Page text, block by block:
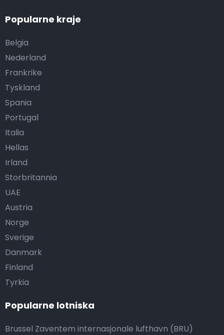
Popularne kraje
Belgia
Nederland
Frankrike
Tyskland
Spania
Portugal
Italia
Hellas
Irland
Storbritannia
UAE
Austria
Norge
Sverige
Danmark
Finland
Tyrkia
Popularne lotniska
Brussel Zaventem internasjonale lufthavn (BRU)